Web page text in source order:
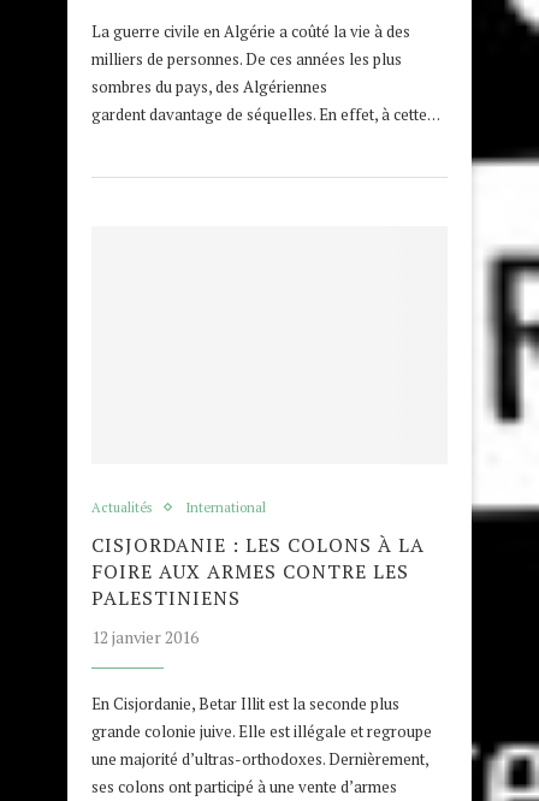
La guerre civile en Algérie a coûté la vie à des
milliers de personnes. De ces années les plus
sombres du pays, des Algériennes
gardent davantage de séquelles. En effet, à cette…
Actualités International
CISJORDANIE : LES COLONS À LA
FOIRE AUX ARMES CONTRE LES
PALESTINIENS
12 janvier 2016
En Cisjordanie, Betar Illit est la seconde plus
grande colonie juive. Elle est illégale et regroupe
une majorité d’ultras-orthodoxes. Dernièrement,
ses colons ont participé à une vente d’armes